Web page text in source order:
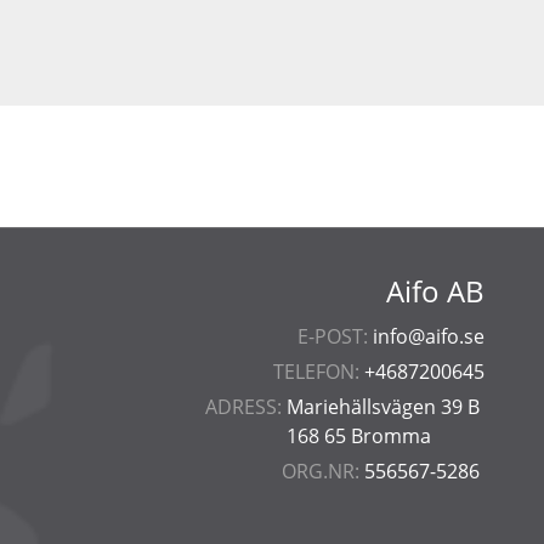
Aifo AB
E-POST: info@aifo.se
TELEFON: +4687200645
ADRESS: Mariehällsvägen 39 B
168 65 Bromma
ORG.NR: 556567-5286